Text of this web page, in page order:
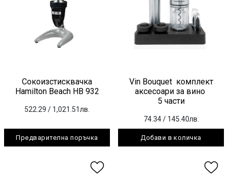
Сокоизстисквачка
Hamilton Beach HB 932
522.29 / 1,021.51лв.
Предварителна поръчка
Vin Bouquet комплект
аксесоари за вино
5 части
74.34 / 145.40лв.
Добави в количка